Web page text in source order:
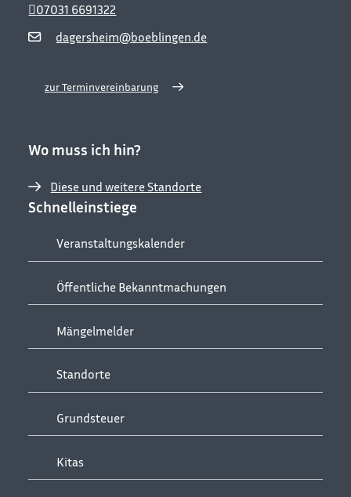
dagersheim@boeblingen.de
07031 6691322
zur Terminvereinbarung
Wo muss ich hin?
Diese und weitere Standorte
Schnelleinstiege
Veranstaltungskalender
Öffentliche Bekanntmachungen
Mängelmelder
Standorte
Grundsteuer
Kitas